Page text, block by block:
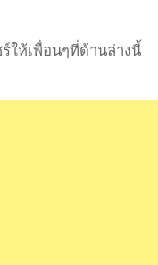
ห้เพื่อนๆที่ด้านล่างนี้